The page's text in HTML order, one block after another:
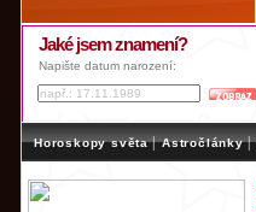
Jaké jsem znamení?
Napište datum narození:
Horoskopy světa | Astročlánky |